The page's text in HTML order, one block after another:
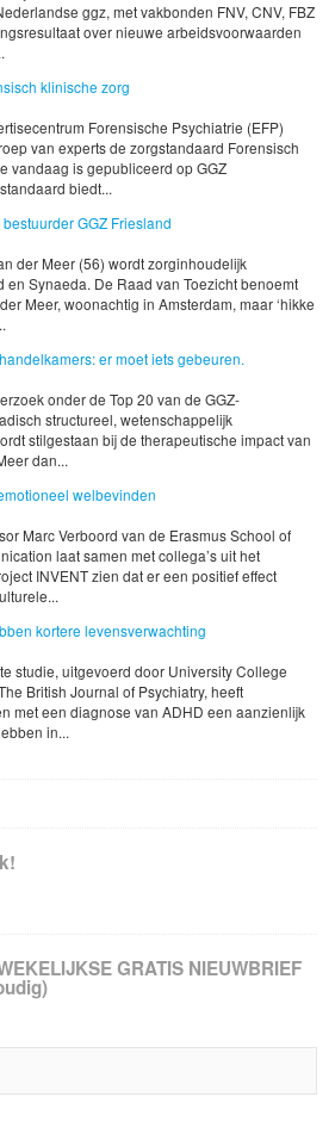
ggz, met vakbonden FNV, CNV, FBZ
over nieuwe arbeidsvoorwaarden
klinische zorg
Forensische Psychiatrie (EFP)
van experts de zorgstandaard Forensisch
vandaag is gepubliceerd op GGZ
biedt...
GGZ Friesland
der Meer (56) wordt zorginhoudelijk
en Synaeda. De Raad van Toezicht benoemt
Meer, woonachtig in Amsterdam, maar ‘hikke
er moet iets gebeuren.
onder de Top 20 van de GGZ-
structureel, wetenschappelijk
stilgestaan bij de therapeutische impact van
dan...
welbevinden
Marc Verboord van de Erasmus School of
laat samen met collega’s uit het
INVENT zien dat er een positief effect
kortere levensverwachting
studie, uitgevoerd door University College
British Journal of Psychiatry, heeft
met een diagnose van ADHD een aanzienlijk
in...
GRATIS NIEUWBRIEF